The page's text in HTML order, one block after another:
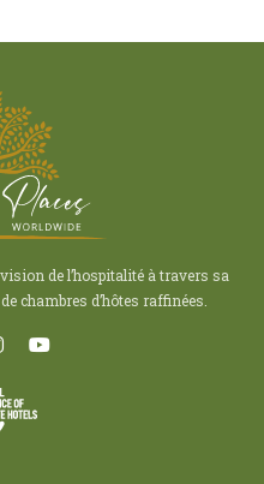
de l’hospitalité à travers sa
chambres d’hôtes raffinées.